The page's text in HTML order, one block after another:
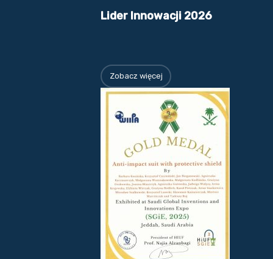
Lider Innowacji 2026
Zobacz więcej